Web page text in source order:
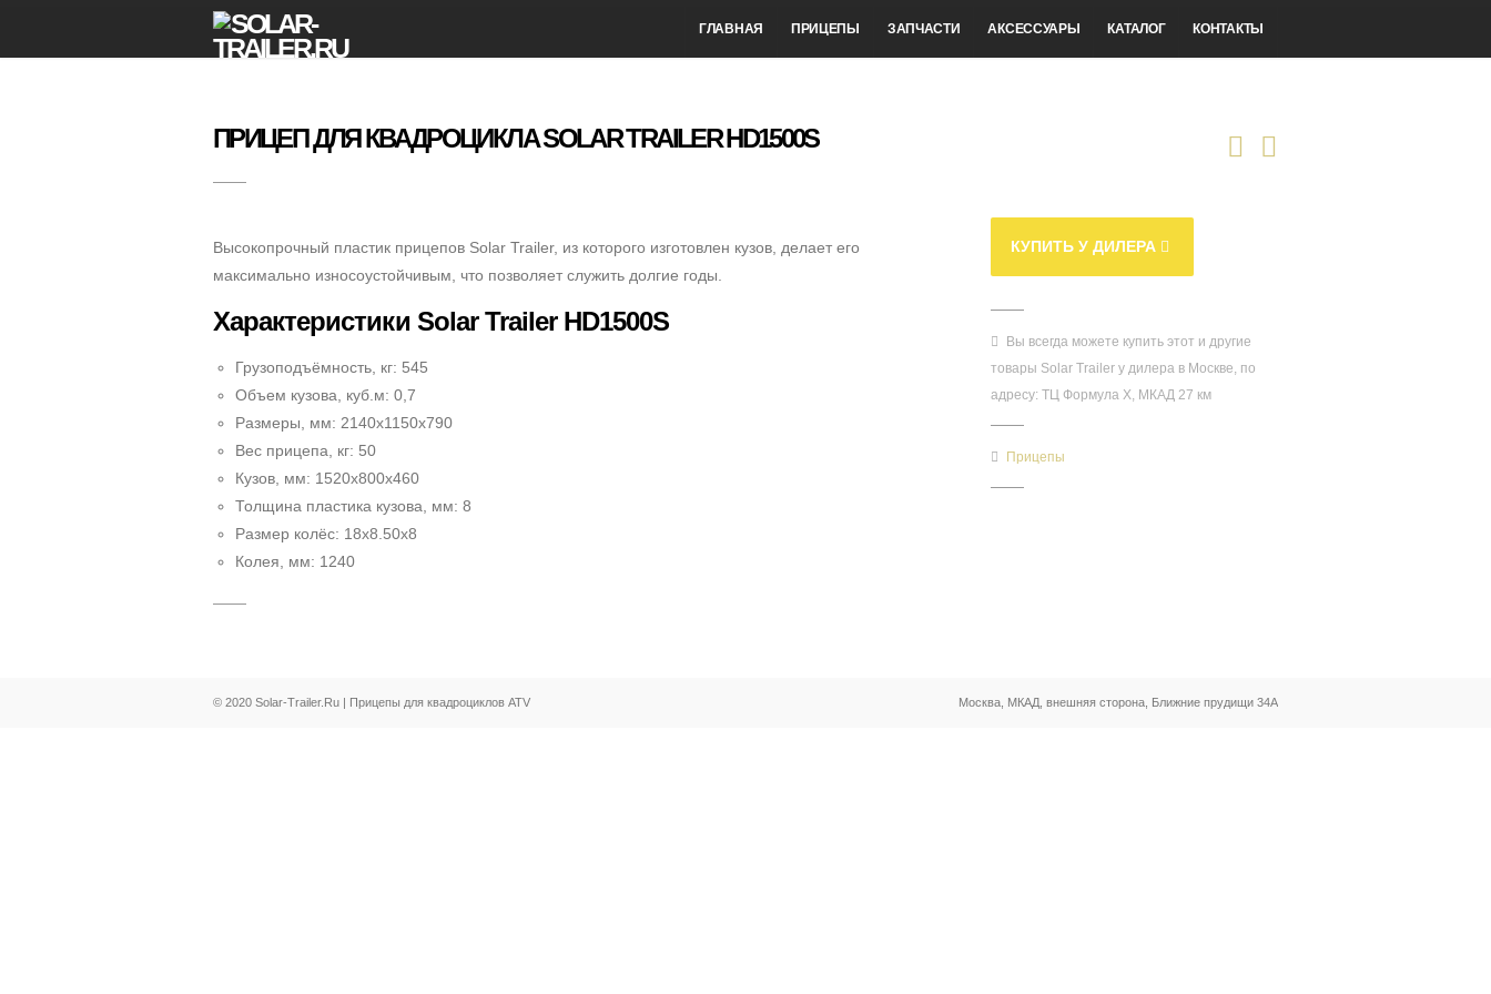
ГЛАВНАЯ ПРИЦЕПЫ ЗАПЧАСТИ АКСЕССУАРЫ КАТАЛОГ КОНТАКТЫ
ПРИЦЕП ДЛЯ КВАДРОЦИКЛА SOLAR TRAILER HD1500S
КУПИТЬ У ДИЛЕРА
Вы всегда можете купить этот и другие
товары Solar Trailer у дилера в Москве, по
адресу: ТЦ Формула Х, МКАД 27 км
Прицепы
Высокопрочный пластик прицепов Solar Trailer, из которого изготовлен кузов, делает его
максимально износоустойчивым, что позволяет служить долгие годы.
Характеристики Solar Trailer HD1500S
Грузоподъёмность, кг: 545
Объем кузова, куб.м: 0,7
Размеры, мм: 2140х1150х790
Вес прицепа, кг: 50
Кузов, мм: 1520х800х460
Толщина пластика кузова, мм: 8
Размер колёс: 18х8.50х8
Колея, мм: 1240
© 2020 Solar-Trailer.Ru | Прицепы для квадроциклов ATV Москва, МКАД, внешняя сторона, Ближние прудищи 34А